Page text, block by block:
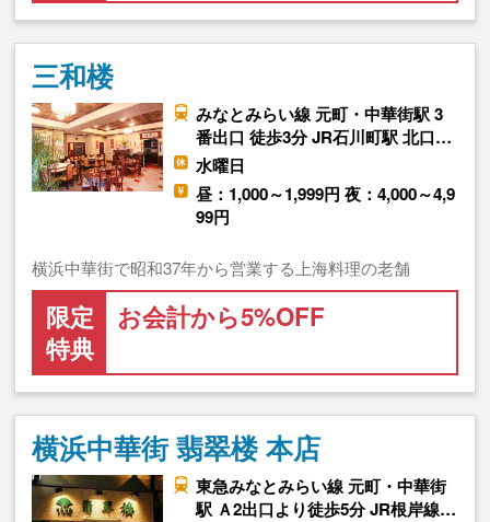
三和楼
みなとみらい線 元町・中華街駅 3
番出口 徒歩3分 JR石川町駅 北口…
水曜日
昼：1,000～1,999円 夜：4,000～4,9
99円
横浜中華街で昭和37年から営業する上海料理の老舗
限定
特典
お会計から5%OFF
横浜中華街 翡翠楼 本店
東急みなとみらい線 元町・中華街
駅 Ａ2出口より徒歩5分 JR根岸線…